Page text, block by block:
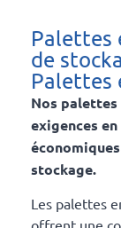
Palettes
de
Palettes
Nos
exigences
stockage.
Les palettes